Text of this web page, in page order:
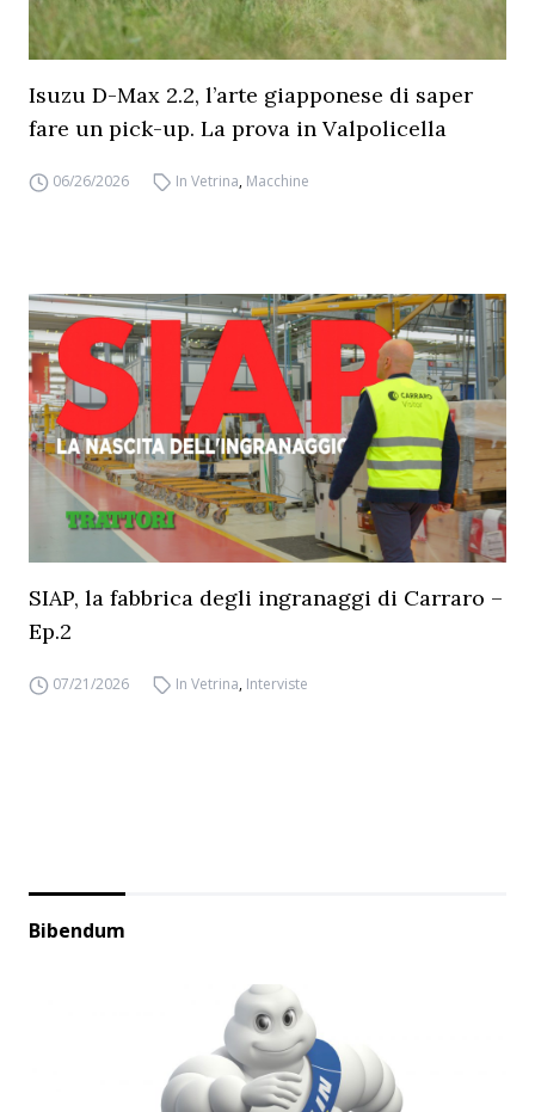
Isuzu D-Max 2.2, l’arte giapponese di saper
fare un pick-up. La prova in Valpolicella
06/26/2026 In Vetrina, Macchine
SIAP, la fabbrica degli ingranaggi di Carraro –
Ep.2
07/21/2026 In Vetrina, Interviste
Bibendum